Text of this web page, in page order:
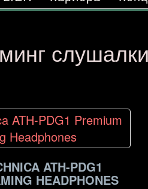
слушалки
ATH-PDG1
HEADPHONES